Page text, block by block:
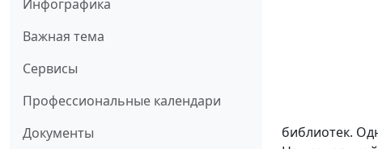
Инфографика
Важная тема
Сервисы
Профессиональные календари
Документы
библиотек.